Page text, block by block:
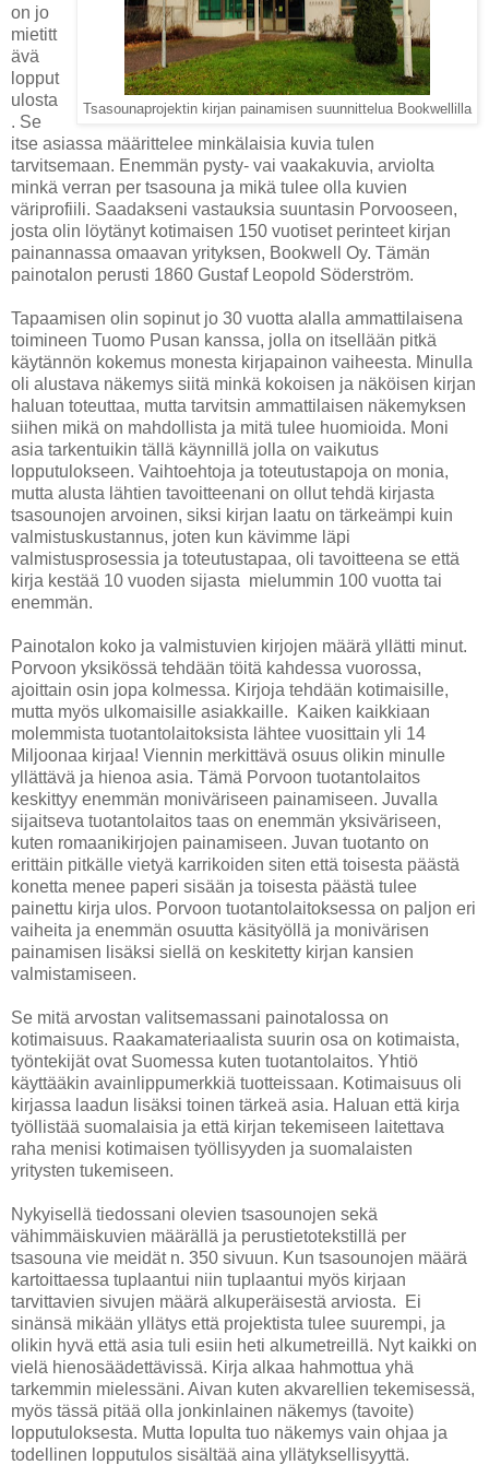
Tsasounaprojektin kirjan painamisen suunnittelua Bookwellilla
on jo
mietitt
ävä
lopput
ulosta
. Se
itse asiassa määrittelee minkälaisia kuvia tulen
tarvitsemaan. Enemmän pysty- vai vaakakuvia, arviolta
minkä verran per tsasouna ja mikä tulee olla kuvien
väriprofiili. Saadakseni vastauksia suuntasin Porvooseen,
josta olin löytänyt kotimaisen 150 vuotiset perinteet kirjan
painannassa omaavan yrityksen, Bookwell Oy. Tämän
painotalon perusti 1860 Gustaf Leopold Söderström.
Tapaamisen olin sopinut jo 30 vuotta alalla ammattilaisena
toimineen Tuomo Pusan kanssa, jolla on itsellään pitkä
käytännön kokemus monesta kirjapainon vaiheesta. Minulla
oli alustava näkemys siitä minkä kokoisen ja näköisen kirjan
haluan toteuttaa, mutta tarvitsin ammattilaisen näkemyksen
siihen mikä on mahdollista ja mitä tulee huomioida. Moni
asia tarkentuikin tällä käynnillä jolla on vaikutus
lopputulokseen. Vaihtoehtoja ja toteutustapoja on monia,
mutta alusta lähtien tavoitteenani on ollut tehdä kirjasta
tsasounojen arvoinen, siksi kirjan laatu on tärkeämpi kuin
valmistuskustannus, joten kun kävimme läpi
valmistusprosessia ja toteutustapaa, oli tavoitteena se että
kirja kestää 10 vuoden sijasta mielummin 100 vuotta tai
enemmän.
Painotalon koko ja valmistuvien kirjojen määrä yllätti minut.
Porvoon yksikössä tehdään töitä kahdessa vuorossa,
ajoittain osin jopa kolmessa. Kirjoja tehdään kotimaisille,
mutta myös ulkomaisille asiakkaille. Kaiken kaikkiaan
molemmista tuotantolaitoksista lähtee vuosittain yli 14
Miljoonaa kirjaa! Viennin merkittävä osuus olikin minulle
yllättävä ja hienoa asia. Tämä Porvoon tuotantolaitos
keskittyy enemmän moniväriseen painamiseen. Juvalla
sijaitseva tuotantolaitos taas on enemmän yksiväriseen,
kuten romaanikirjojen painamiseen. Juvan tuotanto on
erittäin pitkälle vietyä karrikoiden siten että toisesta päästä
konetta menee paperi sisään ja toisesta päästä tulee
painettu kirja ulos. Porvoon tuotantolaitoksessa on paljon eri
vaiheita ja enemmän osuutta käsityöllä ja monivärisen
painamisen lisäksi siellä on keskitetty kirjan kansien
valmistamiseen.
Se mitä arvostan valitsemassani painotalossa on
kotimaisuus. Raakamateriaalista suurin osa on kotimaista,
työntekijät ovat Suomessa kuten tuotantolaitos. Yhtiö
käyttääkin avainlippumerkkiä tuotteissaan. Kotimaisuus oli
kirjassa laadun lisäksi toinen tärkeä asia. Haluan että kirja
työllistää suomalaisia ja että kirjan tekemiseen laitettava
raha menisi kotimaisen työllisyyden ja suomalaisten
yritysten tukemiseen.
Nykyisellä tiedossani olevien tsasounojen sekä
vähimmäiskuvien määrällä ja perustietotekstillä per
tsasouna vie meidät n. 350 sivuun. Kun tsasounojen määrä
kartoittaessa tuplaantui niin tuplaantui myös kirjaan
tarvittavien sivujen määrä alkuperäisestä arviosta. Ei
sinänsä mikään yllätys että projektista tulee suurempi, ja
olikin hyvä että asia tuli esiin heti alkumetreillä. Nyt kaikki on
vielä hienosäädettävissä. Kirja alkaa hahmottua yhä
tarkemmin mielessäni. Aivan kuten akvarellien tekemisessä,
myös tässä pitää olla jonkinlainen näkemys (tavoite)
lopputuloksesta. Mutta lopulta tuo näkemys vain ohjaa ja
todellinen lopputulos sisältää aina yllätyksellisyyttä.